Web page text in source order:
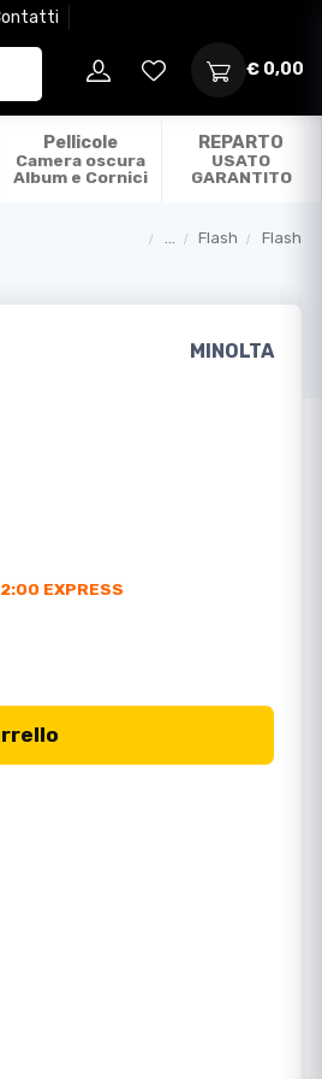
€ 0,00
Pellicole
Camera oscura
Album e Cornici
REPARTO
USATO
GARANTITO
Flash Flash
MINOLTA
EXPRESS